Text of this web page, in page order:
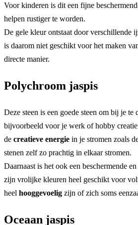
Voor kinderen is dit een fijne
helpen rustiger te worden.
De gele kleur ontstaat door verschillende
is daarom niet geschikt voor het maken
directe manier.
Polychroom jaspis
Deze steen is een goede steen om bij je te
bijvoorbeeld voor je werk of hobby
de creatieve energie in je stromen zoals
stenen zelf zo prachtig in elkaar stromen.
Daarnaast is het ook een beschermende
zijn vrolijke kleuren heel geschikt voor
heel hooggevoelig zijn of zich soms
Oceaan jaspis